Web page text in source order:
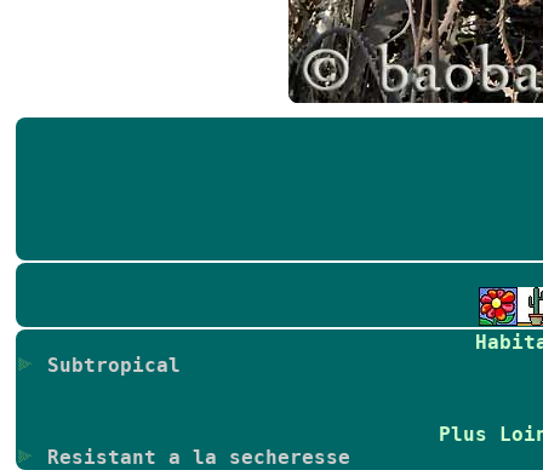
Subtropical
Plus
Resistant a la secheresse